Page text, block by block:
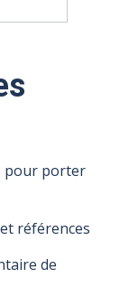
pour porter
références
de